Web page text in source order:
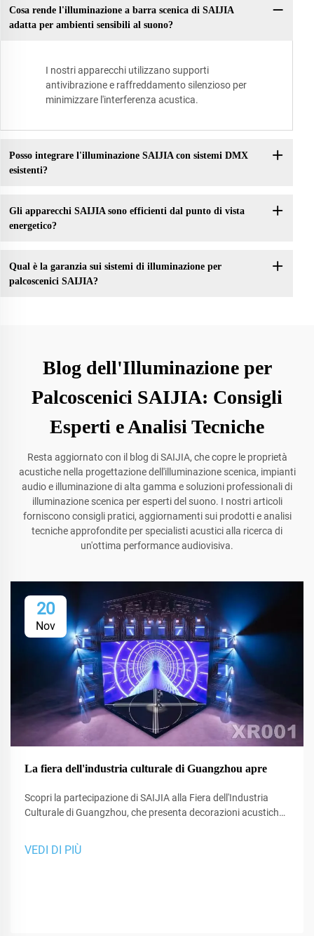
Cosa rende l'illuminazione a barra scenica di SAIJIA
adatta per ambienti sensibili al suono?
I nostri apparecchi utilizzano supporti
antivibrazione e raffreddamento silenzioso per
minimizzare l'interferenza acustica.
Posso integrare l'illuminazione SAIJIA con sistemi DMX
esistenti?
Gli apparecchi SAIJIA sono efficienti dal punto di vista
energetico?
Qual è la garanzia sui sistemi di illuminazione per
palcoscenici SAIJIA?
Blog dell'Illuminazione per
Palcoscenici SAIJIA: Consigli
Esperti e Analisi Tecniche
Resta aggiornato con il blog di SAIJIA, che copre le proprietà
acustiche nella progettazione dell'illuminazione scenica, impianti
audio e illuminazione di alta gamma e soluzioni professionali di
illuminazione scenica per esperti del suono. I nostri articoli
forniscono consigli pratici, aggiornamenti sui prodotti e analisi
tecniche approfondite per specialisti acustici alla ricerca di
un'ottima performance audiovisiva.
20
Nov
La fiera dell'industria culturale di Guangzhou apre
Scopri la partecipazione di SAIJIA alla Fiera dell'Industria
Culturale di Guangzhou, che presenta decorazioni acustiche
performance.
VEDI DI PIÙ